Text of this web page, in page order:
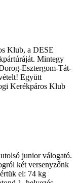
Klub, a DESE
Mintegy
Esztergom-Tát-
Együtt
Kerékpáros Klub
junior válogató.
két versenyzőnk
el: 74 kg